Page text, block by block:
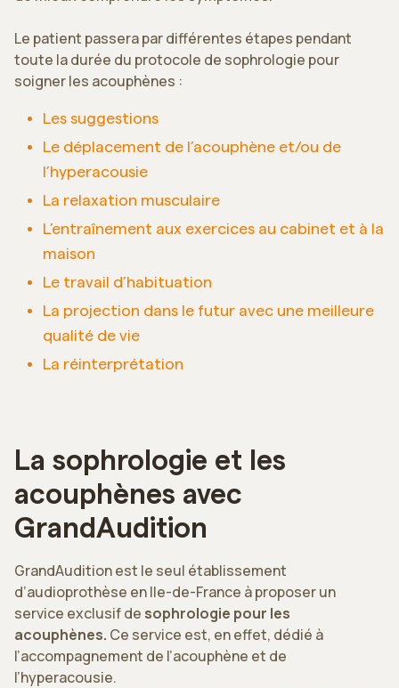
Le patient passera par différentes étapes pendant
toute la durée du protocole de sophrologie pour
soigner les acouphènes :
Les suggestions
Le déplacement de l’acouphène et/ou de
l’hyperacousie
La relaxation musculaire
L’entraînement aux exercices au cabinet et à la
maison
Le travail d’habituation
La projection dans le futur avec une meilleure
qualité de vie
La réinterprétation
La sophrologie et les
acouphènes avec
GrandAudition
GrandAudition est le seul établissement
d’audioprothèse en Ile-de-France à proposer un
service exclusif de sophrologie pour les
acouphènes. Ce service est, en effet, dédié à
l’accompagnement de l’acouphène et de
l’hyperacousie.